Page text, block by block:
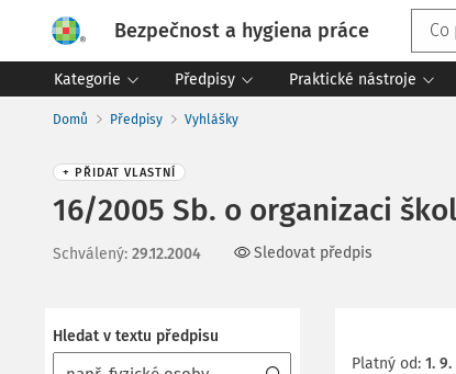
Bezpečnost a hygiena práce
Kategorie Předpisy Praktické nástroje
Domů Předpisy Vyhlášky
+ PŘIDAT VLASTNÍ
16/2005 Sb. o organizaci
Schválený: 29.12.2004 Sledovat předpis
Hledat v textu předpisu
Platný od: 1. 9.